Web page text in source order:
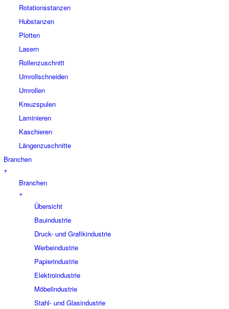
Rotationsstanzen
Hubstanzen
Plotten
Lasern
Rollenzuschnitt
Umrollschneiden
Umrollen
Kreuzspulen
Laminieren
Kaschieren
Längenzuschnitte
Branchen
+
Branchen
+
Übersicht
Bauindustrie
Druck- und Grafikindustrie
Werbeindustrie
Papierindustrie
Elektroindustrie
Möbelindustrie
Stahl- und Glasindustrie